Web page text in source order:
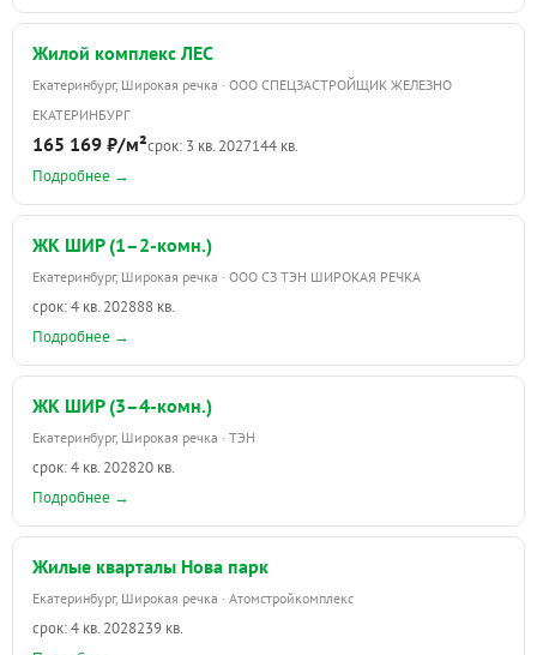
Жилой комплекс ЛЕС
Екатеринбург, Широкая речка · ООО СПЕЦЗАСТРОЙЩИК ЖЕЛЕЗНО
ЕКАТЕРИНБУРГ
165 169 ₽/м²срок: 3 кв. 2027144 кв.
Подробнее →
ЖК ШИР (1–2-комн.)
Екатеринбург, Широкая речка · ООО СЗ ТЭН ШИРОКАЯ РЕЧКА
срок: 4 кв. 202888 кв.
Подробнее →
ЖК ШИР (3–4-комн.)
Екатеринбург, Широкая речка · ТЭН
срок: 4 кв. 202820 кв.
Подробнее →
Жилые кварталы Нова парк
Екатеринбург, Широкая речка · Атомстройкомплекс
срок: 4 кв. 2028239 кв.